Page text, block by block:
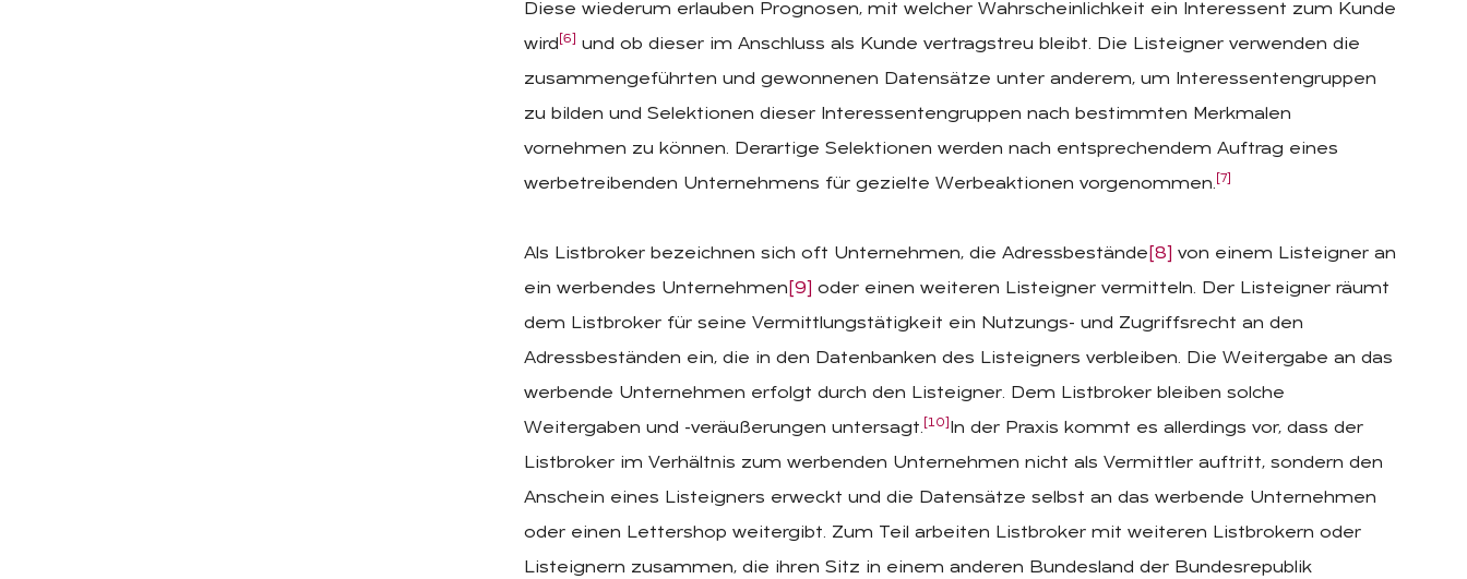
Diese wiederum erlauben Prognosen, mit welcher Wahrscheinlichkeit ein Interessent zum Kunde
wird [6]
und ob dieser im Anschluss als Kunde vertragstreu bleibt. Die Listeigner verwenden die
zusammengeführten und gewonnenen Datensätze unter anderem, um Interessentengruppen
zu bilden und Selektionen dieser Interessentengruppen nach bestimmten Merkmalen
vornehmen zu können. Derartige Selektionen werden nach entsprechendem Auftrag eines
werbetreibenden Unternehmens für gezielte Werbeaktionen vorgenommen. [7]
Als Listbroker bezeichnen sich oft Unternehmen, die Adressbestände [8]
von einem Listeigner an
ein werbendes Unternehmen [9]
oder einen weiteren Listeigner vermitteln. Der Listeigner räumt
dem Listbroker für seine Vermittlungstätigkeit ein Nutzungs- und Zugriffsrecht an den
Adressbeständen ein, die in den Datenbanken des Listeigners verbleiben. Die Weitergabe an das
werbende Unternehmen erfolgt durch den Listeigner. Dem Listbroker bleiben solche
Weitergaben und -veräußerungen untersagt. [10]
In der Praxis kommt es allerdings vor, dass der
Listbroker im Verhältnis zum werbenden Unternehmen nicht als Vermittler auftritt, sondern den
Anschein eines Listeigners erweckt und die Datensätze selbst an das werbende Unternehmen
oder einen Lettershop weitergibt. Zum Teil arbeiten Listbroker mit weiteren Listbrokern oder
Listeignern zusammen, die ihren Sitz in einem anderen Bundesland der Bundesrepublik